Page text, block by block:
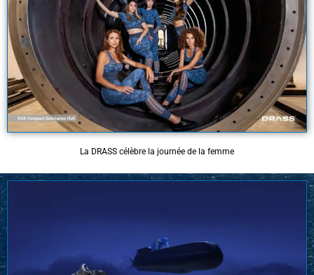
La DRASS célèbre la journée de la femme